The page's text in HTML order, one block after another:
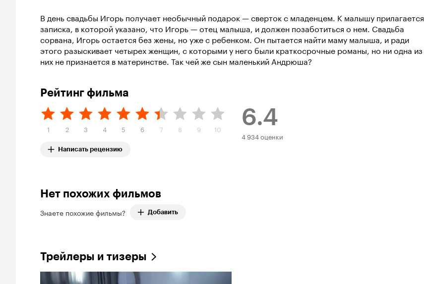
В день свадьбы Игорь получает необычный подарок — сверток с младенцем. К малышу прилагается
записка, в которой указано, что Игорь — отец малыша, и должен позаботиться о нем. Свадьба
сорвана, Игорь остается без жены, но уже с ребенком. Он пытается найти маму малыша, и ради
этого разыскивает четырех женщин, с которыми у него были краткосрочные романы, но ни одна из
них не признается в материнстве. Так чей же сын маленький Андрюша?
Рейтинг фильма
1 2 3 4 5 6 7 8 9 10
Написать рецензию
6.4
Рейтинг
4 934 оценки
Нет похожих фильмов
Знаете похожие фильмы? Добавить
Трейлеры и тизеры